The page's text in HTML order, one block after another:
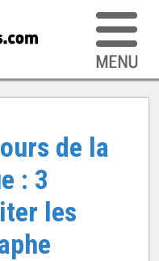
de la
: 3
les